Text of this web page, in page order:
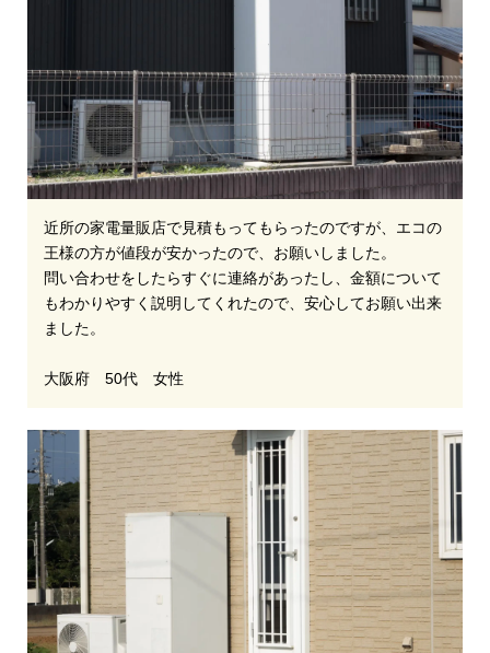
近所の家電量販店で見積もってもらったのですが、エコの
王様の方が値段が安かったので、お願いしました。
問い合わせをしたらすぐに連絡があったし、金額について
もわかりやすく説明してくれたので、安心してお願い出来
ました。
大阪府 50代 女性